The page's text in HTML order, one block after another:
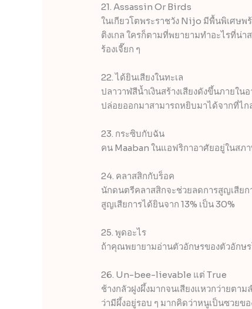
21. Assassin Or Birds
ในเกียวโตพระราชวัง Nijo มีพื้นพิเศษ
ติงเกล ใครก็ตามที่พยายามทำอะไรที่น่
ร้องเจี๊ยก ๆ
22. ได้ยินเสียงในทะเล
ปลาวาฬสีน้ำเงินสร้างเสียงดังขึ้นภายใ
ปล่อยออกมาสามารถหยิบมาได้จากที่ไ
23. กระซิบกับฉัน
คน Maaban ในแอฟริกาอาศัยอยู่ในสภ
24. คลาสสิกกับร็อค
นักดนตรีคลาสสิกจะช่วยลดการสูญเสีย
สูญเสียการได้ยินจาก 13% เป็น 30%
25. พูดอะไร
ถ้าคุณพยายามอ่านตัวอักษรของตัวอักษ
26. Un-bee-lievable แต่ True
ช้างกลัวฝูงผึ้งมากจนเสียงแหวกว่ายตา
ว่ามีผึ้งอยู่รอบ ๆ มากคิดว่าหนูเป็นซวยขอ